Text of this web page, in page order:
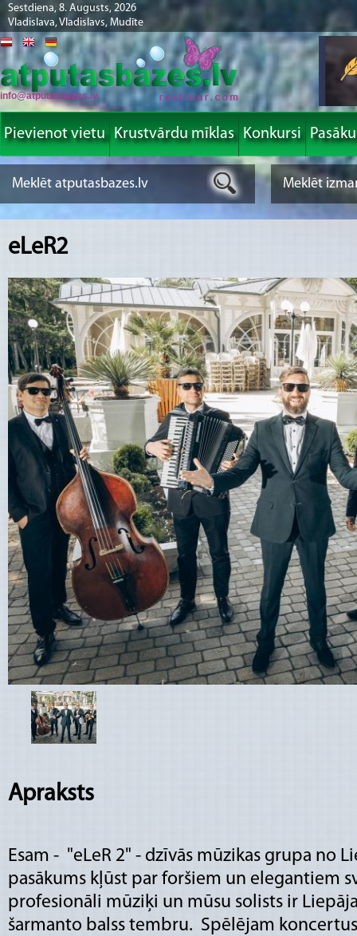
Sestdiena, 8. Augusts, 2026
Vladislava, Vladislavs, Mudīte
info@atputasbazes.lv
Pievienot vietu Krustvārdu mīklas Konkursi
eLeR2
Apraksts
Esam - "eLeR 2" - dzīvās mūzikas grupa no
pasākums kļūst par foršiem un elegantiem
profesionāli mūziķi un mūsu solists ir
šarmanto balss tembru. Spēlējam